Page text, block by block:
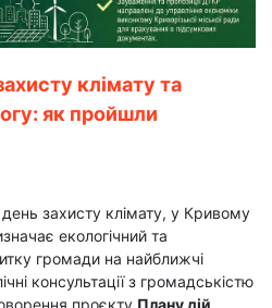
клімату та
як пройшли
захисту клімату, у Кривому
екологічний та
громади на найближчі
консультації з громадськістю
проєкту Плану дій